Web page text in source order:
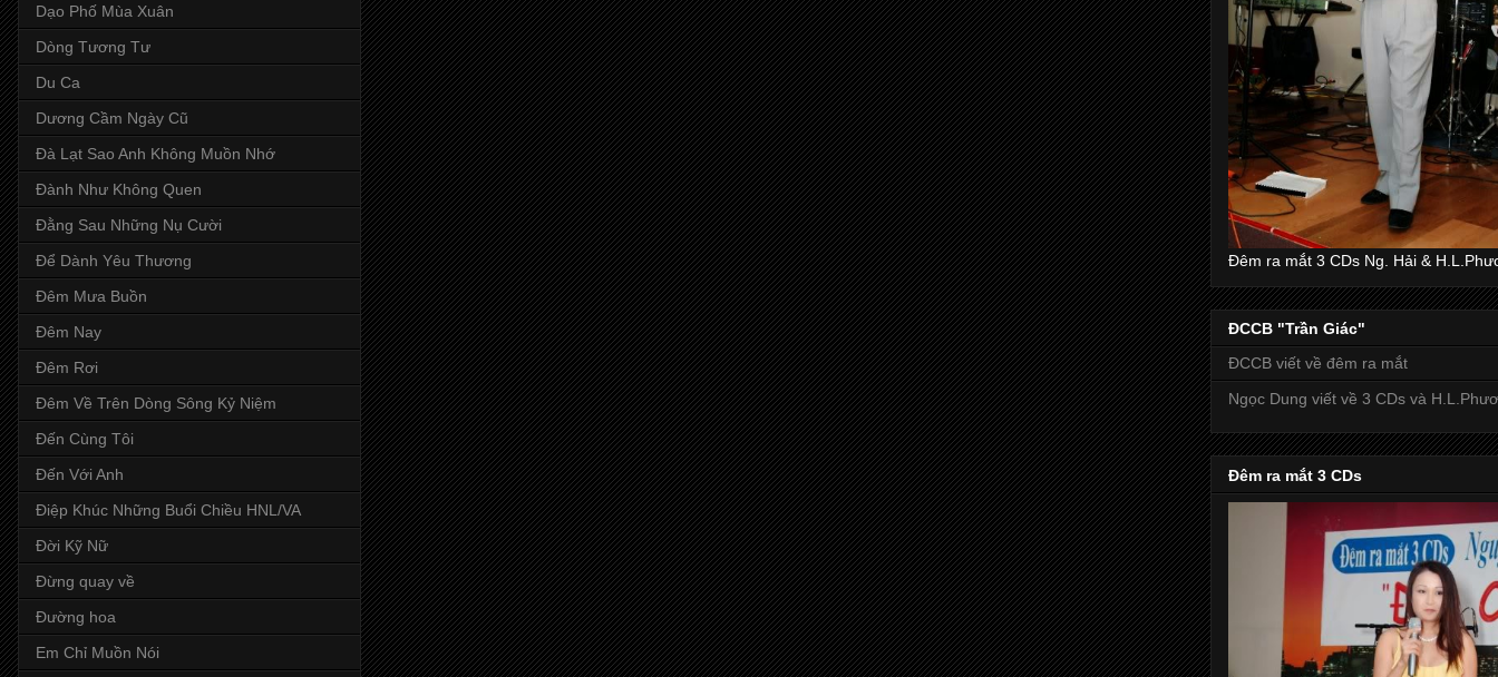
Dạo Phố Mùa Xuân
Dòng Tương Tư
Du Ca
Dương Cầm Ngày Cũ
Đà Lạt Sao Anh Không Muồn Nhớ
Đành Như Không Quen
Đằng Sau Những Nụ Cười
Để Dành Yêu Thương
Đêm Mưa Buồn
Đêm Nay
Đêm Rơi
Đêm Về Trên Dòng Sông Kỷ Niệm
Đến Cùng Tôi
Đến Với Anh
Điệp Khúc Những Buổi Chiều HNL/VA
Đời Kỹ Nữ
Đừng quay về
Đường hoa
Em Chỉ Muồn Nói
Đêm ra mắt 3 CDs Ng. Hải &
ĐCCB "Trần Giác"
ĐCCB viết về đêm ra mắt
Ngọc Dung viết về 3 CDs và
Đêm ra mắt 3 CDs